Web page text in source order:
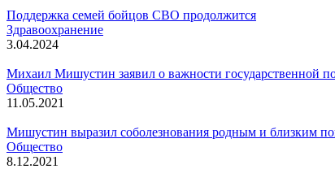
Поддержка семей бойцов СВО продолжится
Здравоохранение
3.04.2024
Михаил Мишустин заявил о важности государственной
Общество
11.05.2021
Мишустин выразил соболезнования родным и близким
Общество
8.12.2021